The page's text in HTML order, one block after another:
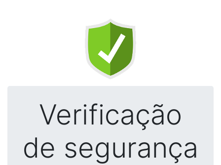
Verificação
de segurança